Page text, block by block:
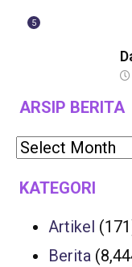
5
ARSIP BERITA
KATEGORI
Artikel
Berita